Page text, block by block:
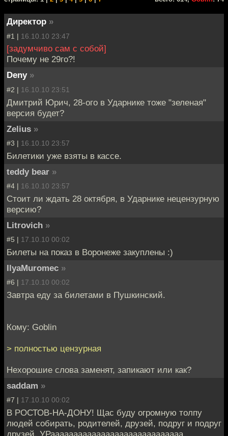
Директор »
#1 | 16.10.10 23:47
[задумчиво сам с собой]
Почему не 29го?!
Deny »
#2 | 16.10.10 23:51
Дмитрий Юрич, 28-ого в Ударнике тоже "зеленая"
версия будет?
Zelius »
#3 | 16.10.10 23:57
Билетики уже взяты в кассе.
teddy bear »
#4 | 16.10.10 23:57
Стоит ли ждать 28 октября, в Ударнике нецензурную
версию?
Litrovich »
#5 | 17.10.10 00:02
Билеты на показ в Воронеже закуплены :)
IlyaMuromec »
#6 | 17.10.10 00:02
Завтра еду за билетами в Пушкинский.
Кому: Goblin
> полностью цензурная
Нехорошие слова заменят, запикают или как?
saddam »
#7 | 17.10.10 00:02
В РОСТОВ-НА-ДОНУ! Щас буду огромную толпу
людей собирать, родителей, друзей, подруг и подруг
друзей. УРааааааааааааааааааааааааааааа